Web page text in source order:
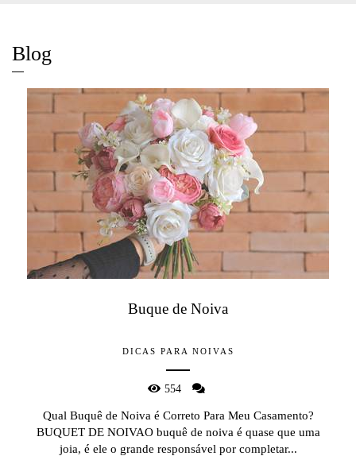
Blog
Buque de Noiva
DICAS PARA NOIVAS
554
Qual Buquê de Noiva é Correto Para Meu Casamento?
BUQUET DE NOIVAO buquê de noiva é quase que uma
joia, é ele o grande responsável por completar...